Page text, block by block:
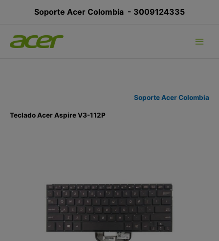
Soporte Acer Colombia - 3009124335
Soporte Acer Colombia
Teclado Acer Aspire V3-112P